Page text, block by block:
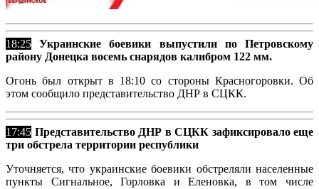
18:25
Украинские боевики выпустили по Петровскому
району Донецка восемь снарядов калибром 122 мм.
Огонь был открыт в 18:10 со стороны Красногоровки. Об
этом сообщило представительство ДНР в СЦКК.
17:45 Представительство ДНР в СЦКК зафиксировало еще
три обстрела территории республики
Уточняется, что украинские боевики обстреляли населенные
пункты Сигнальное, Горловка и Еленовка, в том числе